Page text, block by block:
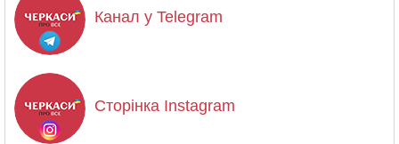
Канал у Telegram
Сторінка Instagram